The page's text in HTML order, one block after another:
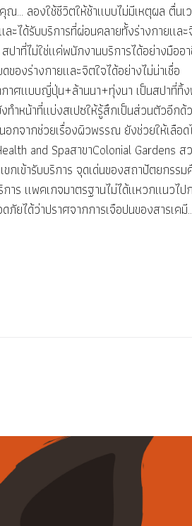
ลองใช้ชีวิตให้ช้าแบบไม่มีเหตุผล ตื่นเ
ะได้รับบริการที่ผ่อนคลายทั้งร่างกายแล
าที่ไม่ใช่แค่พนักงานบริการได้อย่างมืออ
องร่างกายและจิตใจได้อย่างไม่น่าเชื่อ
กาศแบบญี่ปุ่น+ล้านนา+ทุ่งนา เป็นสปาที่ทิ้
ำหน้าที่แบ่งสเปซให้รู้สึกเป็นส่วนตัวอีกด้
กจากช่วยเรื่องผิวพรรณ ยังช่วยให้เลือด
and SpaสาขาColonial Gardens ส
เข้ารับบริการ จุดเด่นของสถาปัตยกรรม
าร แพคเกจมาตรฐานไม่ได้แหวกแนวไป
ได้ว่าปราศจากการเจือปนของสารเคมี